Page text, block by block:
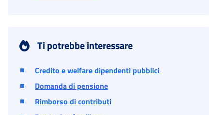
Ti potrebbe interessare
Credito e welfare dipendenti pubblici
Domanda di pensione
Rimborso di contributi